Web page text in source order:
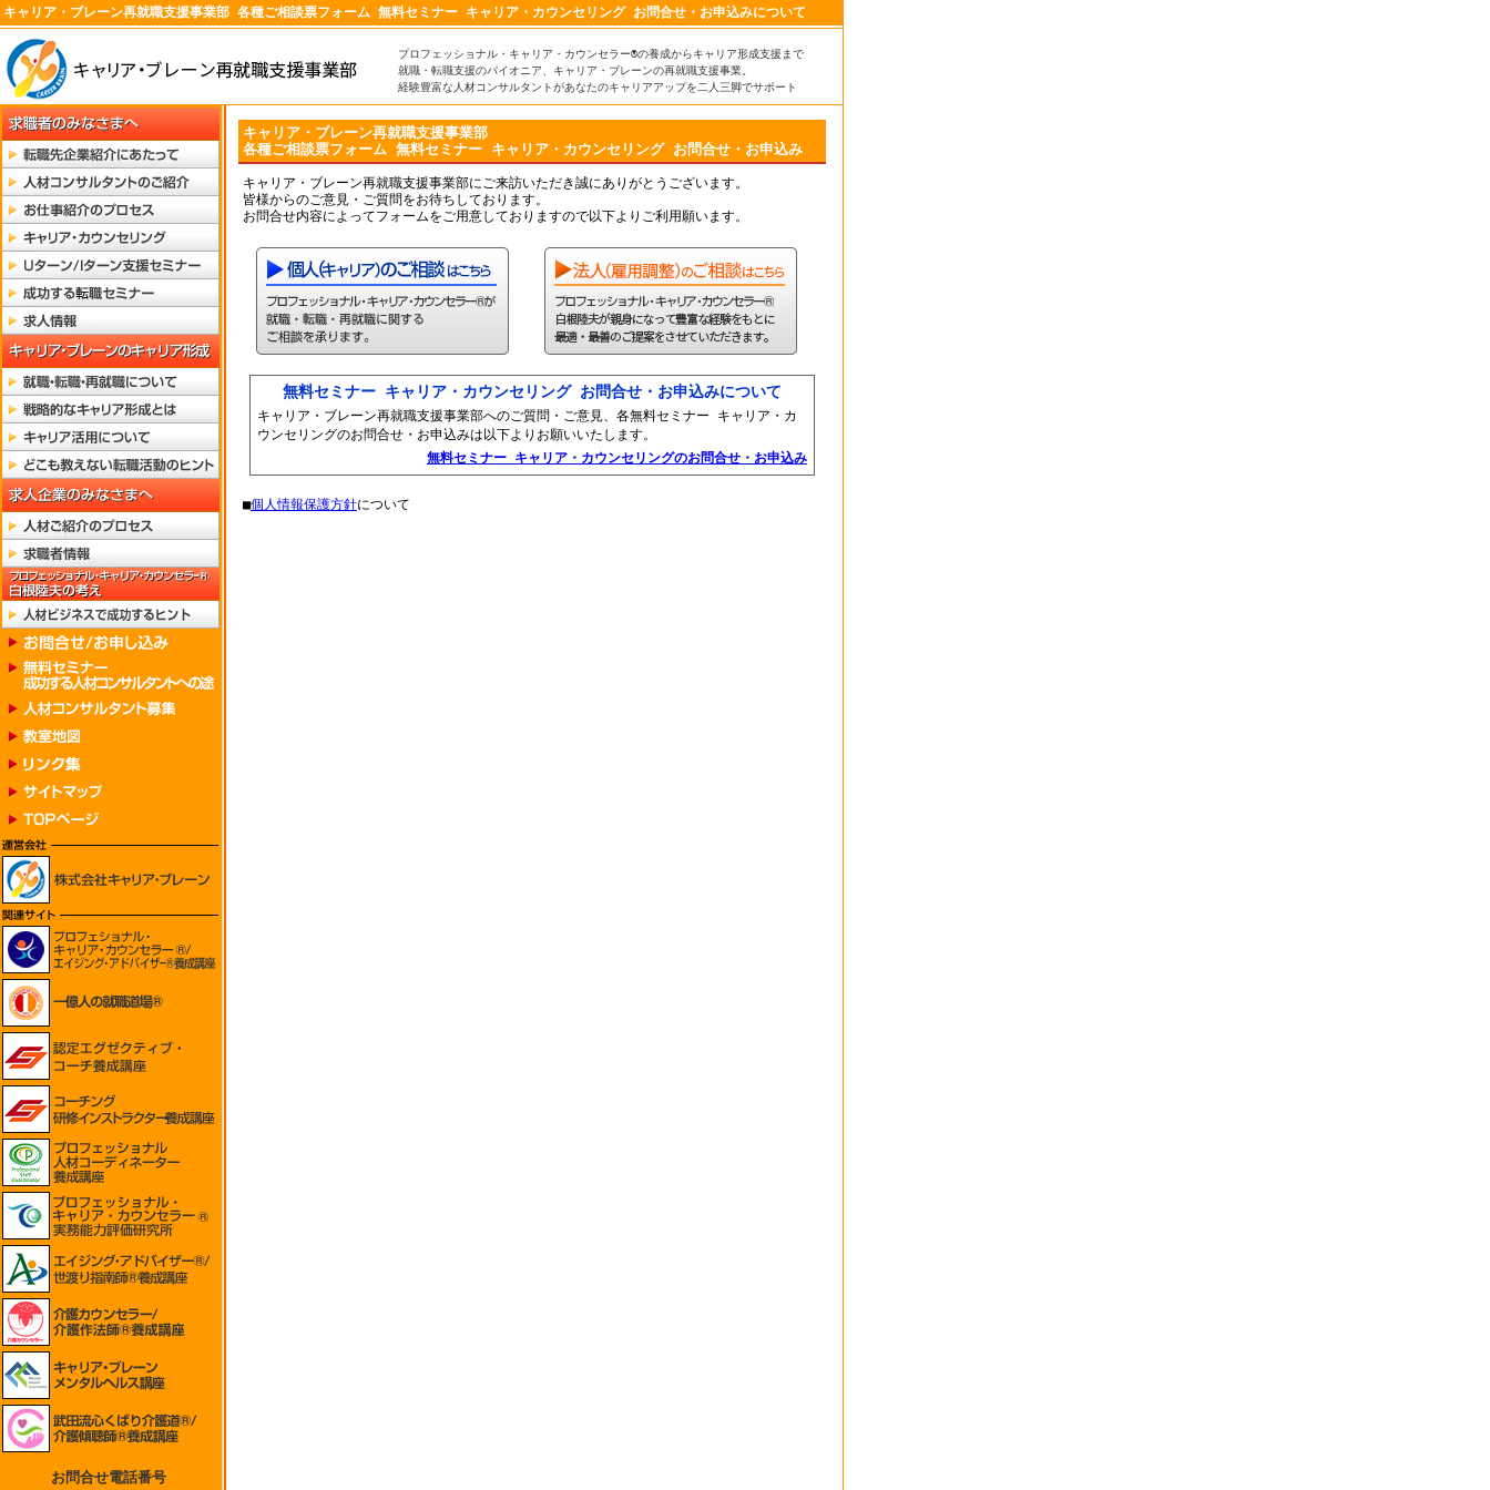
キャリア・ブレーン再就職支援事業部 各種ご相談票フォーム 無料セミナー キャリア・カウンセリング お問合せ・お申込みについて
プロフェッショナル・キャリア・カウンセラー®の養成からキャリア形成支援まで
就職・転職支援のパイオニア、キャリア・ブレーンの再就職支援事業。
経験豊富な人材コンサルタントがあなたのキャリアアップを二人三脚でサポート
キャリア・ブレーン再就職支援事業部
各種ご相談票フォーム 無料セミナー キャリア・カウンセリング お問合せ・お申込み
キャリア・ブレーン再就職支援事業部にご来訪いただき誠にありがとうございます。
皆様からのご意見・ご質問をお待ちしております。
お問合せ内容によってフォームをご用意しておりますので以下よりご利用願います。
無料セミナー キャリア・カウンセリング お問合せ・お申込みについて
キャリア・ブレーン再就職支援事業部へのご質問・ご意見、各無料セミナー キャリア・カ
ウンセリングのお問合せ・お申込みは以下よりお願いいたします。
無料セミナー キャリア・カウンセリングのお問合せ・お申込み
■個人情報保護方針について
お問合せ電話番号